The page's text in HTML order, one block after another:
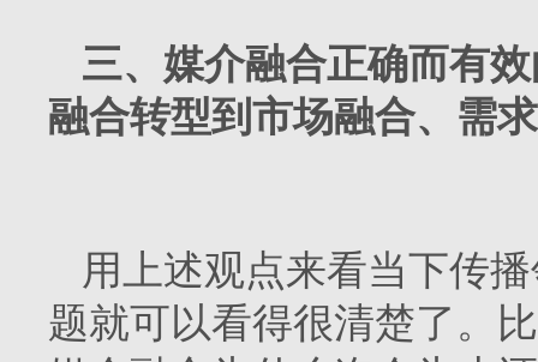
三、媒介融合正确而有
融合转型到市场融合、需
用上述观点来看当下传
题就可以看得很清楚了。